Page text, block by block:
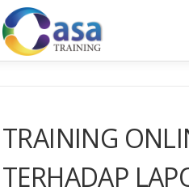
TRAINING
TERHADAP